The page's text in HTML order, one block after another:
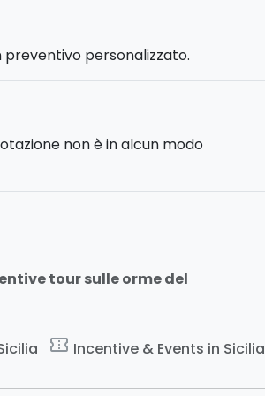
personalizzato.
non è in alcun modo
tour sulle orme del
confirmation_number Incentive & Events in Sicilia